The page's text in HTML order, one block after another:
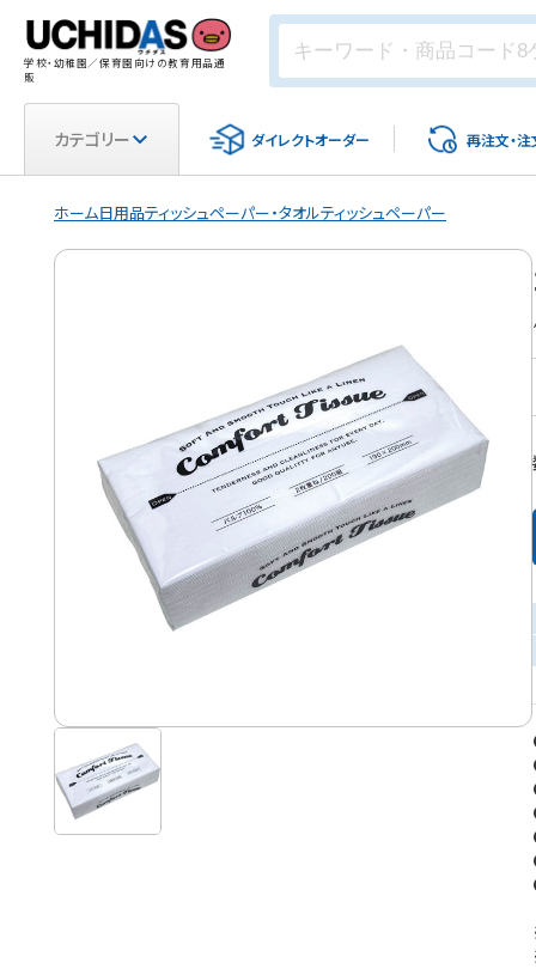
学校・幼稚園／保育園向けの教育用品通
販
カテゴリー ダイレクトオーダー 再注文・注
ホーム日用品ティッシュペーパー・タオルティッシュペーパー